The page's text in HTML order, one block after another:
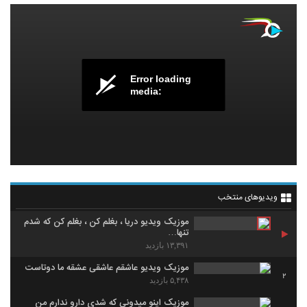
Error loading
media:
ویدیوهای منتخب
موزیک ویدیو دریا ، بغلم کن ، بغلم کن که شدم
تنها…
۱۳,۳۹۱ بازدید
2
موزیک ویدیو عاشقم عاشقی عشقه ما دوتاست
۵,۴۳۸ بازدید
موزیک اینو میدونی که شدی دارو ندارم من